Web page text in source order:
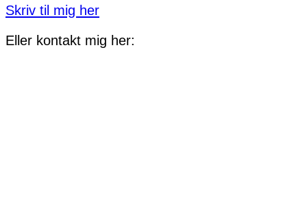
Skriv til mig her
Eller kontakt mig her: